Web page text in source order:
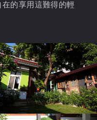
的享用這難得的輕